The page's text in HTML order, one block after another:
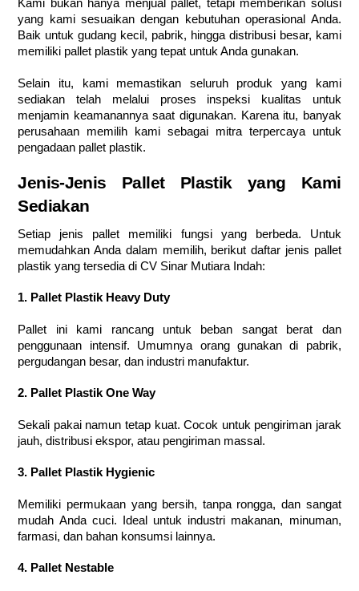
Kami bukan hanya menjual pallet, tetapi memberikan solusi
yang kami sesuaikan dengan kebutuhan operasional Anda.
Baik untuk gudang kecil, pabrik, hingga distribusi besar, kami
memiliki pallet plastik yang tepat untuk Anda gunakan.
Selain itu, kami memastikan seluruh produk yang kami
sediakan telah melalui proses inspeksi kualitas untuk
menjamin keamanannya saat digunakan. Karena itu, banyak
perusahaan memilih kami sebagai mitra terpercaya untuk
pengadaan pallet plastik.
Jenis-Jenis Pallet Plastik yang Kami
Sediakan
Setiap jenis pallet memiliki fungsi yang berbeda. Untuk
memudahkan Anda dalam memilih, berikut daftar jenis pallet
plastik yang tersedia di CV Sinar Mutiara Indah:
1. Pallet Plastik Heavy Duty
Pallet ini kami rancang untuk beban sangat berat dan
penggunaan intensif. Umumnya orang gunakan di pabrik,
pergudangan besar, dan industri manufaktur.
2. Pallet Plastik One Way
Sekali pakai namun tetap kuat. Cocok untuk pengiriman jarak
jauh, distribusi ekspor, atau pengiriman massal.
3. Pallet Plastik Hygienic
Memiliki permukaan yang bersih, tanpa rongga, dan sangat
mudah Anda cuci. Ideal untuk industri makanan, minuman,
farmasi, dan bahan konsumsi lainnya.
4. Pallet Nestable